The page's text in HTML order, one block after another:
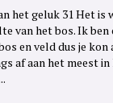
het geluk 31 Het is
van het bos. Ik
en veld dus je
af aan het meest